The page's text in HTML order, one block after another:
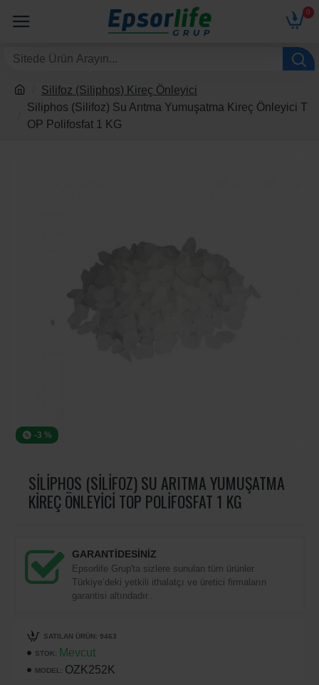
0
Silifoz (Siliphos) Kireç Önleyici
Siliphos (Silifoz) Su Arıtma Yumuşatma Kireç Önleyici T
OP Polifosfat 1 KG
-3 %
SILIPHOS (SILIFOZ) SU ARITMA YUMUŞATMA
KIREÇ ÖNLEYICI TOP POLIFOSFAT 1 KG
GARANTİDESİNİZ
Epsorlife Grup'ta sizlere sunulan tüm ürünler
Türkiye’deki yetkili ithalatçı ve üretici firmaların
garantisi altındadır..
STOK: Mevcut
MODEL: OZK252K
SATILAN ÜRÜN: 9463